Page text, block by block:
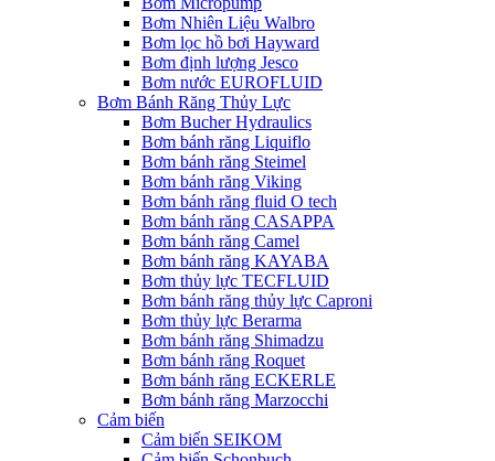
Bơm Nhiên Liệu Walbro
Bơm lọc hồ bơi Hayward
Bơm định lượng Jesco
Bơm nước EUROFLUID
Bơm Bánh Răng Thủy Lực
Bơm Bucher Hydraulics
Bơm bánh răng Liquiflo
Bơm bánh răng Steimel
Bơm bánh răng Viking
Bơm bánh răng fluid O tech
Bơm bánh răng CASAPPA
Bơm bánh răng Camel
Bơm bánh răng KAYABA
Bơm thủy lực TECFLUID
Bơm bánh răng thủy lực Caproni
Bơm thủy lực Berarma
Bơm bánh răng Shimadzu
Bơm bánh răng Roquet
Bơm bánh răng ECKERLE
Bơm bánh răng Marzocchi
Cảm biến
Cảm biến SEIKOM